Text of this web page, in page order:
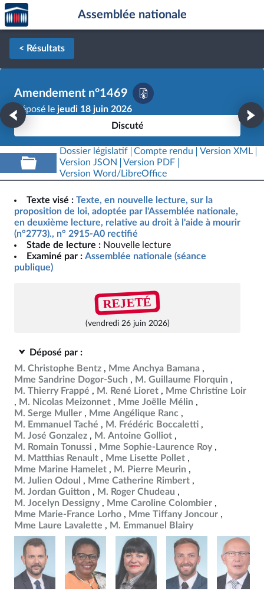
Aller au contenu
Aller en bas de la page
Accèder
à la
page
d'accueil
Assemblée nationale
< Résultats
Amendement n°1469
Déposé le jeudi 18 juin 2026
Discuté
Dossier législatif Compte rendu
Version XML
Version JSON
Version PDF
Version Word/LibreOffice
Texte visé : Texte, en nouvelle lecture, sur la
proposition de loi, adoptée par l'Assemblée nationale,
en deuxième lecture, relative au droit à l'aide à mourir
(n°2773)., n° 2915-A0 rectifié
Stade de lecture : Nouvelle lecture
Examiné par : Assemblée nationale (séance
publique)
REJETÉ
(vendredi 26 juin 2026)
Déposé par :
M. Christophe Bentz
Mme Anchya Bamana
Mme Sandrine Dogor-Such
M. Guillaume Florquin
M. Thierry Frappé
M. René Lioret
Mme Christine Loir
M. Nicolas Meizonnet
Mme Joëlle Mélin
M. Serge Muller
Mme Angélique Ranc
M. Emmanuel Taché
M. Frédéric Boccaletti
M. José Gonzalez
M. Antoine Golliot
M. Romain Tonussi
Mme Sophie-Laurence Roy
M. Matthias Renault
Mme Lisette Pollet
Mme Marine Hamelet
M. Pierre Meurin
M. Julien Odoul
Mme Catherine Rimbert
M. Jordan Guitton
M. Roger Chudeau
M. Jocelyn Dessigny
Mme Caroline Colombier
Mme Marie-France Lorho
Mme Tiffany Joncour
Mme Laure Lavalette
M. Emmanuel Blairy